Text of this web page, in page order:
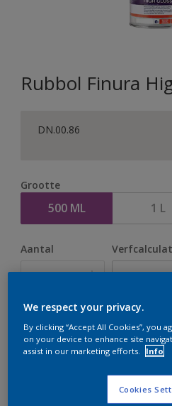
Rubbol Finura
DN.00.86
Grootte
500 ML 1 L
Aantal
Op dit moment is het niet
te bestellen. Houd de website
er hard aan om de voorraad
We respect your privacy.
By clicking “Accept All Cookies”, you
on your device to enhance site
assist in our marketing efforts.
Info
Cookies